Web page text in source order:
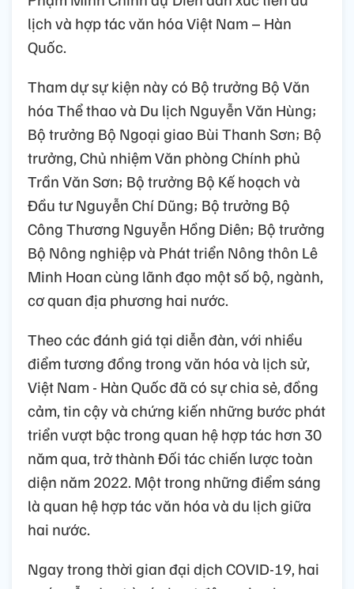
lịch và hợp tác văn hóa Việt Nam – Hàn
Quốc.
Tham dự sự kiện này có Bộ trưởng Bộ Văn
hóa Thể thao và Du lịch Nguyễn Văn Hùng;
Bộ trưởng Bộ Ngoại giao Bùi Thanh Sơn; Bộ
trưởng, Chủ nhiệm Văn phòng Chính phủ
Trần Văn Sơn; Bộ trưởng Bộ Kế hoạch và
Đầu tư Nguyễn Chí Dũng; Bộ trưởng Bộ
Công Thương Nguyễn Hồng Diên; Bộ trưởng
Bộ Nông nghiệp và Phát triển Nông thôn Lê
Minh Hoan cùng lãnh đạo một số bộ, ngành,
cơ quan địa phương hai nước.
Theo các đánh giá tại diễn đàn, với nhiều
điểm tương đồng trong văn hóa và lịch sử,
Việt Nam - Hàn Quốc đã có sự chia sẻ, đồng
cảm, tin cậy và chứng kiến những bước phát
triển vượt bậc trong quan hệ hợp tác hơn 30
năm qua, trở thành Đối tác chiến lược toàn
diện năm 2022. Một trong những điểm sáng
là quan hệ hợp tác văn hóa và du lịch giữa
hai nước.
Ngay trong thời gian đại dịch COVID-19, hai